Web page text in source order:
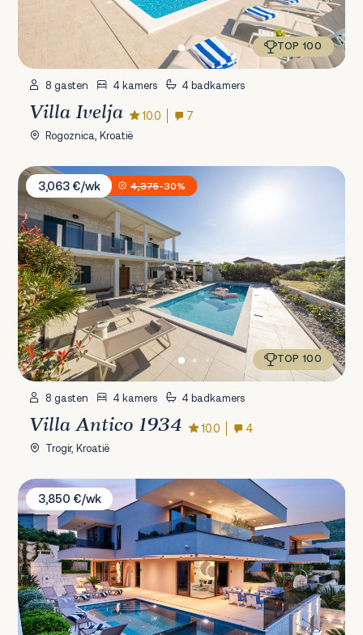
TOP 100
8 gasten 4 kamers 4 badkamers
Villa Ivelja 10.0 7
Rogoznica, Kroatië
Villa Antico 1934
3,063 €/wk
4,375-30%
TOP 100
8 gasten 4 kamers 4 badkamers
Villa Antico 1934 10.0 4
Trogir, Kroatië
Villa Lucy Plum
3,850 €/wk